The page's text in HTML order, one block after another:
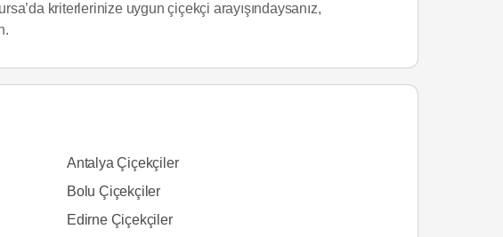
kriterlerinize uygun çiçekçi arayışındaysanız,
Antalya Çiçekçiler
Bolu Çiçekçiler
Edirne Çiçekçiler